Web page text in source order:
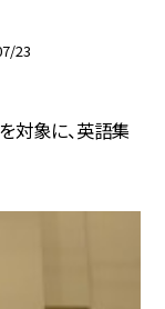
23
対象に、英語集